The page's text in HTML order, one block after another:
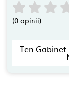
(0 opinii)
Ten